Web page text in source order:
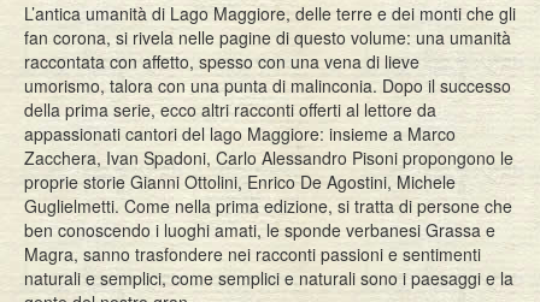
L’antica umanità di Lago Maggiore, delle terre e dei monti che gli
fan corona, si rivela nelle pagine di questo volume: una umanità
raccontata con affetto, spesso con una vena di lieve
umorismo, talora con una punta di malinconia. Dopo il successo
della prima serie, ecco altri racconti offerti al lettore da
appassionati cantori del lago Maggiore: insieme a Marco
Zacchera, Ivan Spadoni, Carlo Alessandro Pisoni propongono le
proprie storie Gianni Ottolini, Enrico De Agostini, Michele
Guglielmetti. Come nella prima edizione, si tratta di persone che
ben conoscendo i luoghi amati, le sponde verbanesi Grassa e
Magra, sanno trasfondere nei racconti passioni e sentimenti
naturali e semplici, come semplici e naturali sono i paesaggi e la